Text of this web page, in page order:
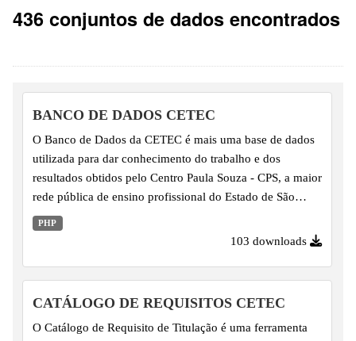
436 conjuntos de dados encontrados
BANCO DE DADOS CETEC
O Banco de Dados da CETEC é mais uma base de dados
utilizada para dar conhecimento do trabalho e dos
resultados obtidos pelo Centro Paula Souza - CPS, a maior
rede pública de ensino profissional do Estado de São
Paulo e também uma das maiores redes públicas do Brasil
e da América do Sul. Os dados são referentes ao processo
obtidos por: Unidade do Ensino Educação Básica -
Ensino Médio Eixo Tecnológico - Ensinos Técnico e...
PHP
103 downloads
CATÁLOGO DE REQUISITOS CETEC
O Catálogo de Requisito de Titulação é uma ferramenta